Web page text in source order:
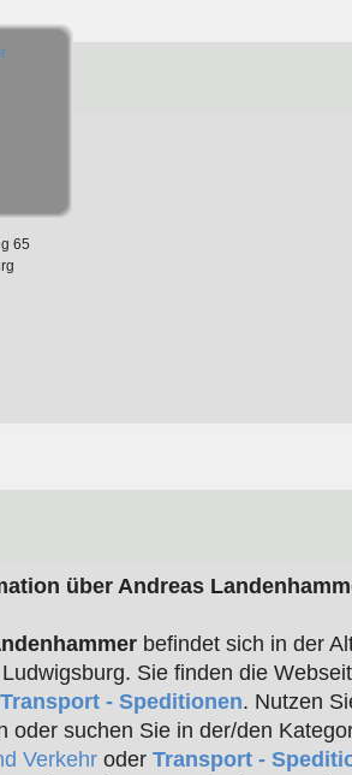
65
über Andreas
befindet sich in der
Sie finden die
Transport - Speditionen. Nutzen
oder suchen Sie in der/den
Verkehroder Transport -